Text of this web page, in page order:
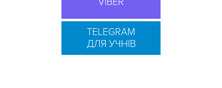
TELEGRAM
ДЛЯ УЧНІВ